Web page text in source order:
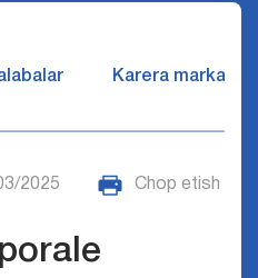
Karera markazi
2025 Chop etish